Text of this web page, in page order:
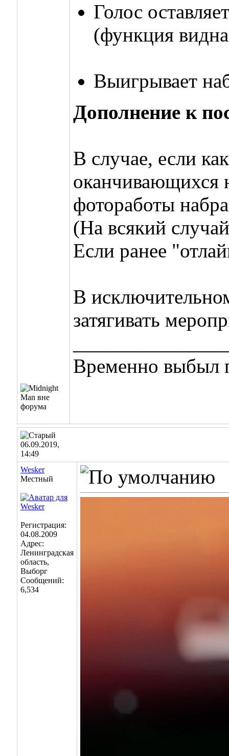
Голос
(функция
Выигрывает
Дополнение к
В случае, если
оканчивающихся
фотоработы
(На всякий
Если ранее
В
затягивать
Временно выбыл
06.09.2019,
14:49
Wesker
Местный
Регистрация:
04.08.2009
Адрес:
Ленинградская
область,
Выборг
Сообщений:
6,534